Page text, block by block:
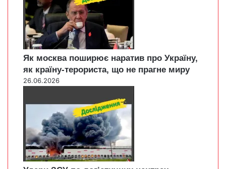
Як москва поширює наратив про Україну,
як країну-терориста, що не прагне миру
26.06.2026